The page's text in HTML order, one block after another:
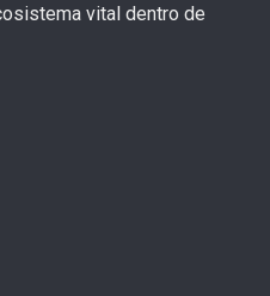
vital dentro de